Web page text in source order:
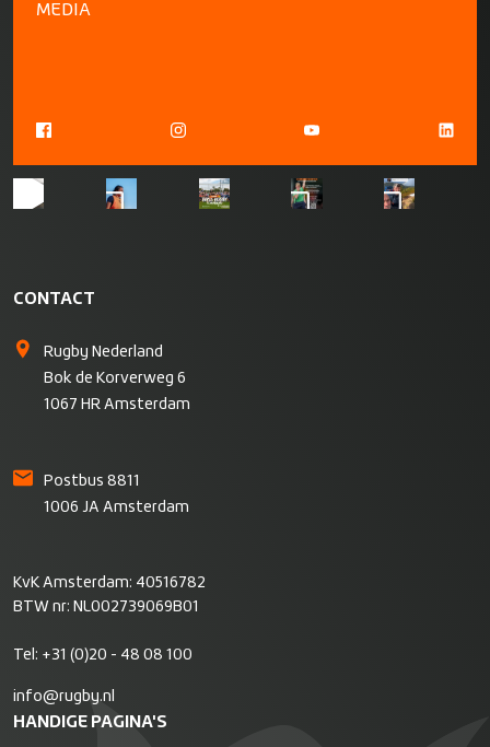
MEDIA
CONTACT
Rugby Nederland
Bok de Korverweg 6
1067 HR Amsterdam
Postbus 8811
1006 JA Amsterdam
KvK Amsterdam: 40516782
BTW nr: NL002739069B01
Tel: +31 (0)20 - 48 08 100
info@rugby.nl
HANDIGE PAGINA'S